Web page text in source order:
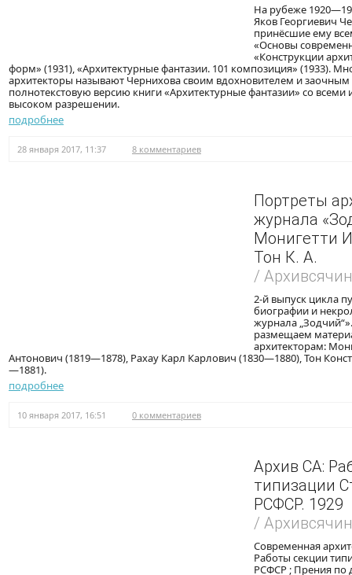
На рубеже
Яков Георгиевич
принёсшие ему
«Основы
«Конструкции
форм» (1931), «Архитектурные фантазии. 101 композиция» (1933).
архитекторы называют Чернихова своим вдохновителем и
полнотекстовую версию книги «Архитектурные фантазии» со
высоком разрешении.
подробнее
28 января 2017, 11:37 8 комментариев
Портреты
журнала
Монигетти
Тон К. А.
/
2-й выпуск цикла
биографии и
журнала
размещаем
архитекторам:
Антонович (1819—1878), Рахау Карл Карлович (1830—1880), Тон
—1881).
подробнее
10 января 2017, 16:51 0 комментариев
Архив СА:
типизации
РСФСР. 1929
/
Современная
Работы секции
РСФСР ; Прения по